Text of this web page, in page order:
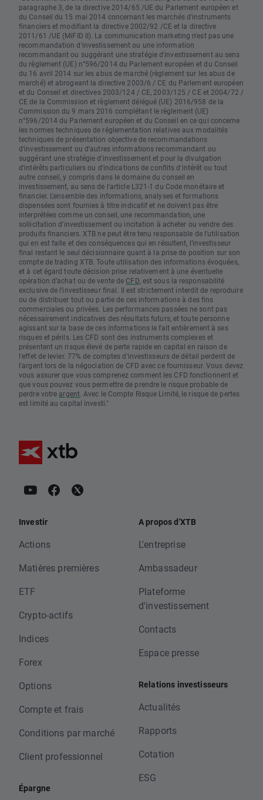
paragraphe 3, de la directive 2014/65 /UE du Parlement européen et
du Conseil du 15 mai 2014 concernant les marchés d'instruments
financiers et modifiant la directive 2002/92 /CE et la directive
2011/61 /UE (MiFID II). La communication marketing n'est pas une
recommandation d'investissement ou une information
recommandant ou suggérant une stratégie d'investissement au sens
du règlement (UE) n°596/2014 du Parlement européen et du Conseil
du 16 avril 2014 sur les abus de marché (règlement sur les abus de
marché) et abrogeant la directive 2003/6 / CE du Parlement européen
et du Conseil et directives 2003/124 / CE, 2003/125 / CE et 2004/72 /
CE de la Commission et règlement délégué (UE) 2016/958 de la
Commission du 9 mars 2016 complétant le règlement (UE)
n°596/2014 du Parlement européen et du Conseil en ce qui concerne
les normes techniques de réglementation relatives aux modalités
techniques de présentation objective de recommandations
d'investissement ou d'autres informations recommandant ou
suggérant une stratégie d'investissement et pour la divulgation
d'intérêts particuliers ou d'indications de conflits d'intérêt ou tout
autre conseil, y compris dans le domaine du conseil en
investissement, au sens de l'article L321-1 du Code monétaire et
financier. L’ensemble des informations, analyses et formations
dispensées sont fournies à titre indicatif et ne doivent pas être
interprétées comme un conseil, une recommandation, une
sollicitation d’investissement ou incitation à acheter ou vendre des
produits financiers. XTB ne peut être tenu responsable de l’utilisation
qui en est faite et des conséquences qui en résultent, l’investisseur
final restant le seul décisionnaire quant à la prise de position sur son
compte de trading XTB. Toute utilisation des informations évoquées,
et à cet égard toute décision prise relativement à une éventuelle
opération d’achat ou de vente de CFD , est sous la responsabilité
exclusive de l’investisseur final. Il est strictement interdit de reproduire
ou de distribuer tout ou partie de ces informations à des fins
commerciales ou privées. Les performances passées ne sont pas
nécessairement indicatives des résultats futurs, et toute personne
agissant sur la base de ces informations le fait entièrement à ses
risques et périls. Les CFD sont des instruments complexes et
présentent un risque élevé de perte rapide en capital en raison de
l'effet de levier. 77% de comptes d'investisseurs de détail perdent de
l'argent lors de la négociation de CFD avec ce fournisseur. Vous devez
vous assurer que vous comprenez comment les CFD fonctionnent et
que vous pouvez vous permettre de prendre le risque probable de
perdre votre argent. Avec le Compte Risque Limité, le risque de pertes
est limité au capital investi."
Investir
Actions
Matières premières
ETF
Crypto-actifs
Indices
Forex
Options
Compte et frais
Conditions par marché
Client professionnel
Épargne
A propos d'XTB
L'entreprise
Ambassadeur
Plateforme
d'investissement
Contacts
Espace presse
Relations investisseurs
Actualités
Rapports
Cotation
ESG